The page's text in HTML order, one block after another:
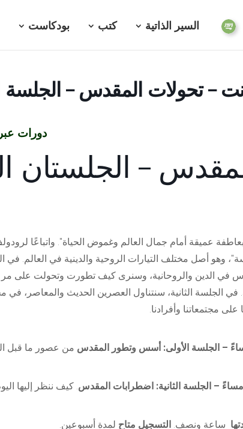
السير الذاتية كتب بودكاست
– تحولات المقدس – الجلسة
دورات
– الجلستان
عميقة أمام جمال العالم وغموض الحياة". واتباعًا
وهو أصل مختلف التيارات الروحية والدينية في العالم. في
في الدين والروحانية، وسنرى كيف تطورت وتحولت على
في الجلسة الثانية، سنتناول العصرين الحديث والمعاصر، في
مجتمعاتنا وأفرادنا.
من عصور ما قبل
. كيف ننظر إليها
ساعة ونصف. التسجيل متاح لمدة أسبوعين.